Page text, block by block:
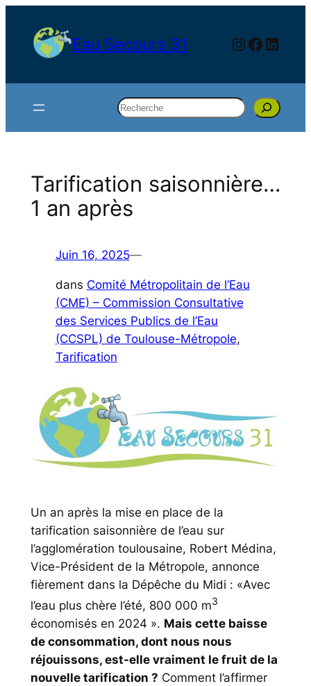
contenu
Eau Secours 31 Instagram
Rechercher
Tarification saisonnière…
1 an après
Juin 16, 2025—
dans Comité Métropolitain de l’Eau
(CME) – Commission Consultative
des Services Publics de l’Eau
(CCSPL) de Toulouse-Métropole
Tarification
Un an après la mise en place de la
tarification saisonnière de l’eau sur
l’agglomération toulousaine, Robert Médina,
Vice-Président de la Métropole, annonce
fièrement dans la Dépêche du Midi : «Avec
l’eau plus chère l’été, 800 000 m3
économisés en 2024 ». Mais cette baisse
de consommation, dont nous nous
réjouissons, est-elle vraiment le fruit de la
nouvelle tarification ? Comment l’affirmer